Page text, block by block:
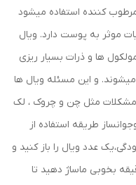
کننده استفاده میشود
موثر به پوست دارد. ویال
ها و ذرات بسیار ریزی
و این مسئله ویال ها
مشکلات مثل چن و چروک ، لک
طریقه استفاده از
عدد ویال را باز کنید و
پوست بریزید.سپس به مدت 10 دقیقه بخوبی ماساژ دهید تا